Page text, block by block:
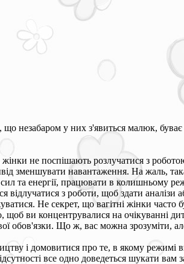
що незабаром у них з'явиться малюк,
не поспішають розлучатися з
зменшувати навантаження. На жаль,
та енергії, працювати в колишньому
відлучатися з роботи, щоб здати
Не секрет, що вагітні жінки часто
щоб ви концентрувалися на очікуванні
обов'язки. Що ж, вас можна зрозуміти,
і домовитися про те, в якому
все одно доведеться шукати